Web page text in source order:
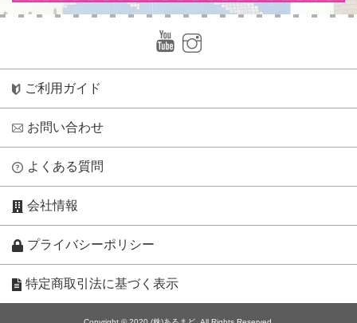
ご利用ガイド
お問い合わせ
よくある質問
会社情報
プライバシーポリシー
特定商取引法に基づく表示